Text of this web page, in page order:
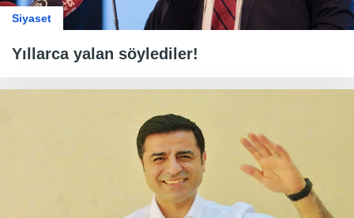
Siyaset
Yıllarca yalan söylediler!